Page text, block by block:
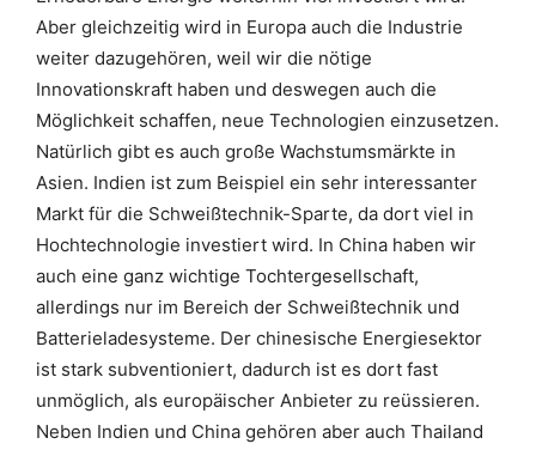
Aber gleichzeitig wird in Europa auch die Industrie
weiter dazugehören, weil wir die nötige
Innovationskraft haben und deswegen auch die
Möglichkeit schaffen, neue Technologien einzusetzen.
Natürlich gibt es auch große Wachstumsmärkte in
Asien. Indien ist zum Beispiel ein sehr interessanter
Markt für die Schweißtechnik-Sparte, da dort viel in
Hochtechnologie investiert wird. In China haben wir
auch eine ganz wichtige Tochtergesellschaft,
allerdings nur im Bereich der Schweißtechnik und
Batterieladesysteme. Der chinesische Energiesektor
ist stark subventioniert, dadurch ist es dort fast
unmöglich, als europäischer Anbieter zu reüssieren.
Neben Indien und China gehören aber auch Thailand